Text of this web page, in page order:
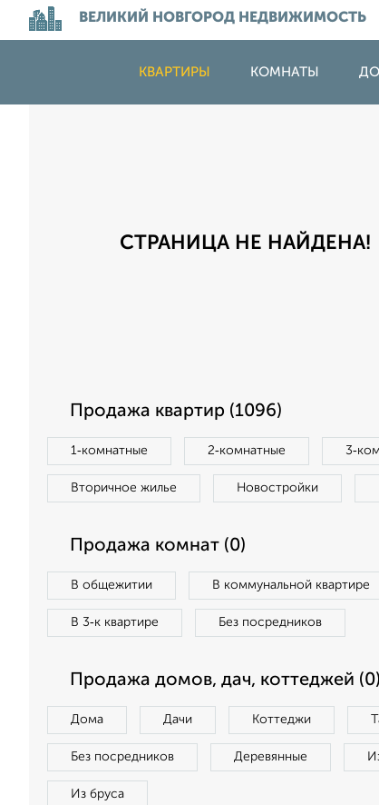
ВЕЛИКИЙ НОВГОРОД НЕДВИЖИМОСТЬ
КВАРТИРЫ КОМНАТЫ
СТРАНИЦА НЕ НАЙДЕНА!
Продажа квартир (1096)
1‑комнатные 2‑комнатные
Вторичное жилье Новостройки
Продажа комнат (0)
В общежитии В коммунальной квартире
В 3‑к квартире Без посредников
Продажа домов, дач, коттеджей (0)
Дома Дачи Коттеджи
Без посредников Деревянные
Из бруса